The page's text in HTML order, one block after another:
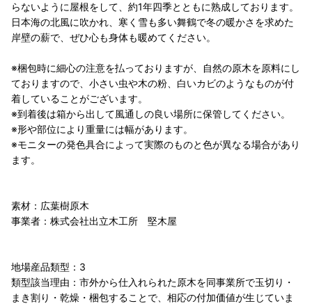
らないように屋根をして、約1年四季とともに熟成しております。
日本海の北風に吹かれ、寒く雪も多い舞鶴で冬の暖かさを求めた
岸壁の薪で、ぜひ心も身体も暖めてください。
※梱包時に細心の注意を払っておりますが、自然の原木を原料にし
ておりますので、小さい虫や木の粉、白いカビのようなものが付
着していることがございます。
※到着後は箱から出して風通しの良い場所に保管してください。
※形や部位により重量には幅があります。
※モニターの発色具合によって実際のものと色が異なる場合があり
ます。
素材：広葉樹原木
事業者：株式会社出立木工所 堅木屋
地場産品類型：3
類型該当理由：市外から仕入れられた原木を同事業所で玉切り・
まき割り・乾燥・梱包することで、相応の付加価値が生じていま